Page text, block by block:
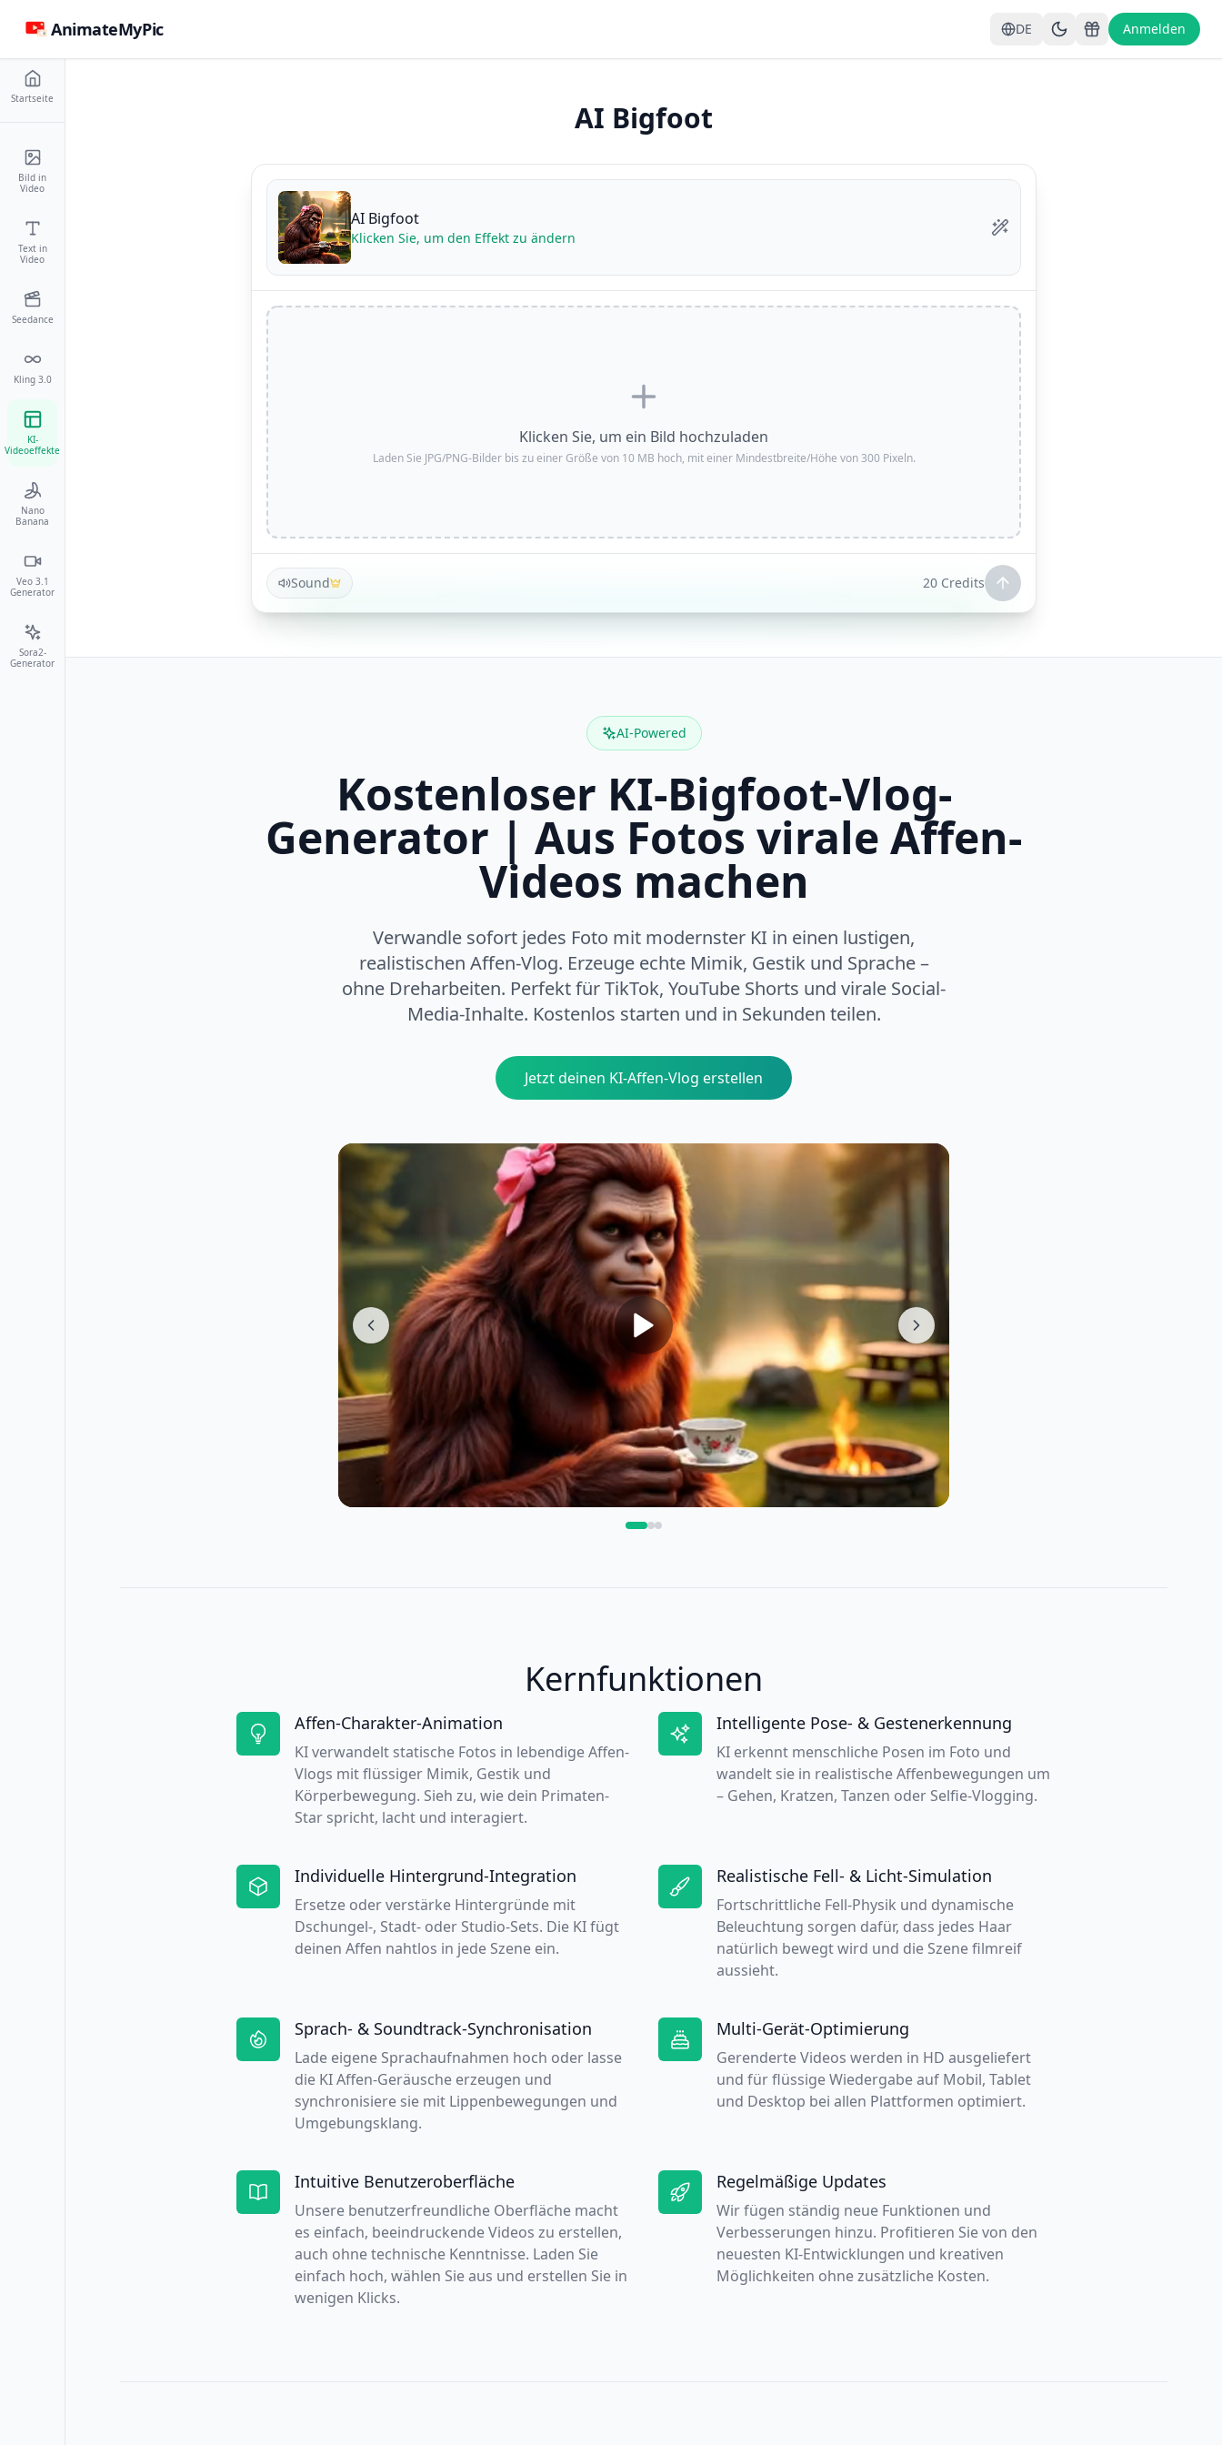
AnimateMyPic DE Anmelden
Startseite
Bild in
Video
Text in
Video
Seedance
Kling 3.0
KI-
Videoeffekte
Nano
Banana
Veo 3.1
Generator
Sora2-
Generator
AI Bigfoot
AI Bigfoot
Klicken Sie, um den Effekt zu ändern
Klicken Sie, um ein Bild hochzuladen
Laden Sie JPG/PNG-Bilder bis zu einer Größe von 10 MB hoch, mit einer Mindestbreite/Höhe von 300 Pixeln.
Sound 20 Credits
AI-Powered
Kostenloser KI-Bigfoot-Vlog-
Generator | Aus Fotos virale Affen-
Videos machen
Verwandle sofort jedes Foto mit modernster KI in einen lustigen,
realistischen Affen-Vlog. Erzeuge echte Mimik, Gestik und Sprache –
ohne Dreharbeiten. Perfekt für TikTok, YouTube Shorts und virale Social-
Media-Inhalte. Kostenlos starten und in Sekunden teilen.
Jetzt deinen KI-Affen-Vlog erstellen
Kernfunktionen
Affen-Charakter-Animation
KI verwandelt statische Fotos in lebendige Affen-
Vlogs mit flüssiger Mimik, Gestik und
Körperbewegung. Sieh zu, wie dein Primaten-
Star spricht, lacht und interagiert.
Intelligente Pose- & Gestenerkennung
KI erkennt menschliche Posen im Foto und
wandelt sie in realistische Affenbewegungen um
– Gehen, Kratzen, Tanzen oder Selfie-Vlogging.
Individuelle Hintergrund-Integration
Ersetze oder verstärke Hintergründe mit
Dschungel-, Stadt- oder Studio-Sets. Die KI fügt
deinen Affen nahtlos in jede Szene ein.
Realistische Fell- & Licht-Simulation
Fortschrittliche Fell-Physik und dynamische
Beleuchtung sorgen dafür, dass jedes Haar
natürlich bewegt wird und die Szene filmreif
aussieht.
Sprach- & Soundtrack-Synchronisation
Lade eigene Sprachaufnahmen hoch oder lasse
die KI Affen-Geräusche erzeugen und
synchronisiere sie mit Lippenbewegungen und
Umgebungsklang.
Multi-Gerät-Optimierung
Gerenderte Videos werden in HD ausgeliefert
und für flüssige Wiedergabe auf Mobil, Tablet
und Desktop bei allen Plattformen optimiert.
Intuitive Benutzeroberfläche
Unsere benutzerfreundliche Oberfläche macht
es einfach, beeindruckende Videos zu erstellen,
auch ohne technische Kenntnisse. Laden Sie
einfach hoch, wählen Sie aus und erstellen Sie in
wenigen Klicks.
Regelmäßige Updates
Wir fügen ständig neue Funktionen und
Verbesserungen hinzu. Profitieren Sie von den
neuesten KI-Entwicklungen und kreativen
Möglichkeiten ohne zusätzliche Kosten.